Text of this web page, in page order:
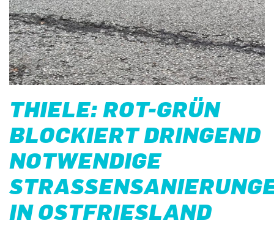
THIELE: ROT-GRÜN
BLOCKIERT DRINGEND
NOTWENDIGE
N OSTFRIESLAND